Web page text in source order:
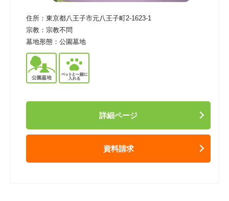
住所： 東京都八王子市元八王子町2-1623-1
宗教： 宗教不問
墓地形態： 公園墓地
詳細ページ
資料請求